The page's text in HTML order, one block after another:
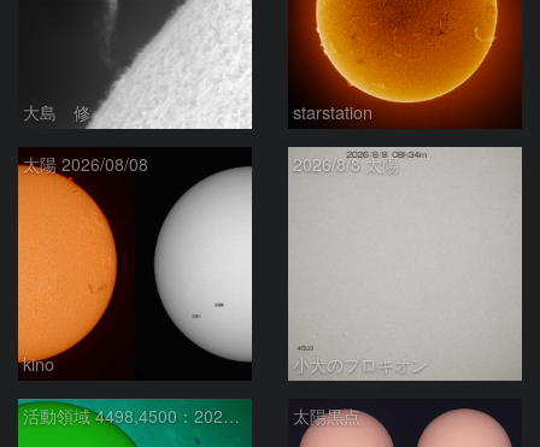
大島 修 starstation
太陽 2026/08/08
kino
2026/8/8 太陽
小犬のプロキオン
活動領域 4498,4500：2026/08/08 太陽黒点